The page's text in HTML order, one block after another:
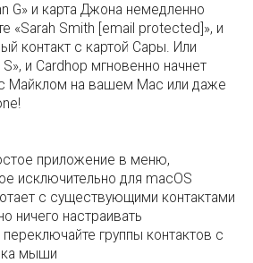
G» и карта Джона немедленно
«Sarah Smith [email protected] », и
контакт с картой Сары. Или
и Cardhop мгновенно начнет
Майклом на вашем Mac или даже
приложение в меню,
исключительно для macOS
с существующими контактами
ничего настраивать
группы контактов с
мыши